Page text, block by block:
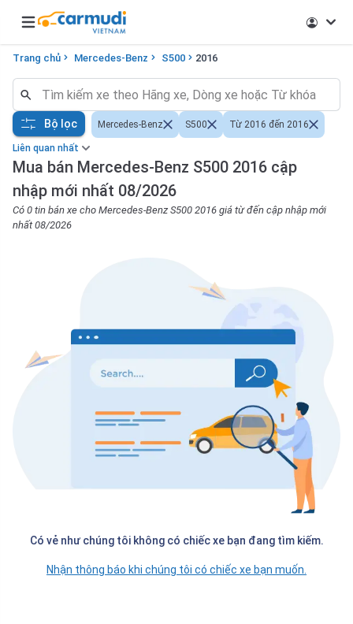
Open main menu
Trang chủ Mercedes-Benz S500 2016
Liên quan nhất
Mua bán Mercedes-Benz S500 2016 cập
nhập mới nhất 08/2026
Có 0 tin bán xe cho Mercedes-Benz S500 2016 giá từ đến cập nhập mới
nhất 08/2026
Bộ lọc Mercedes-Benz S500 Từ 2016 đến 2016
Có vẻ như chúng tôi không có chiếc xe bạn đang tìm kiếm.
Nhận thông báo khi chúng tôi có chiếc xe bạn muốn.